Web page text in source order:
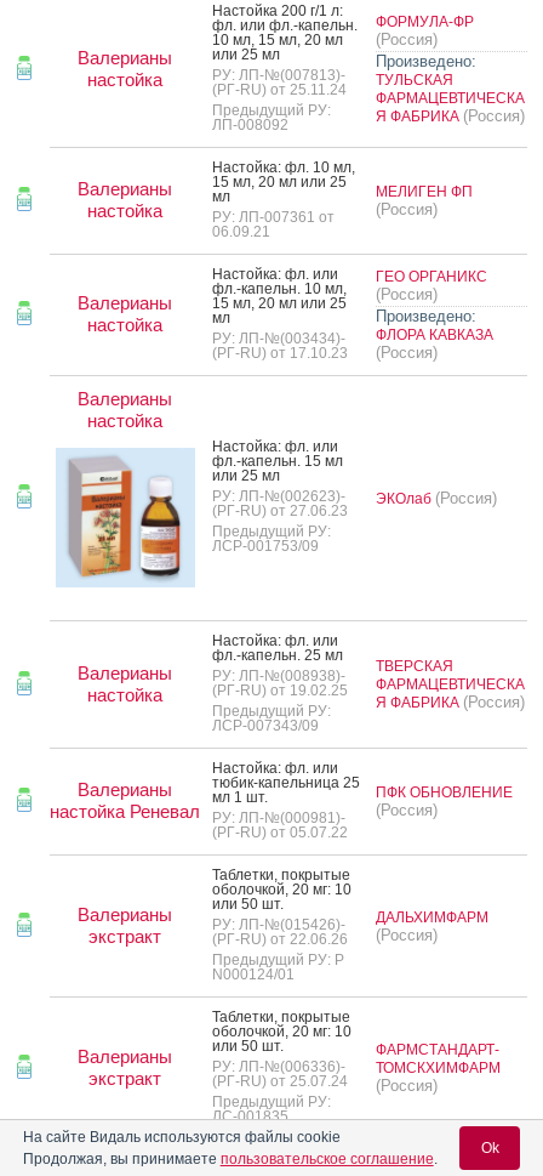
Валерианы
настойка
Нас­той­ка 200 г/1 л:
фл. или фл.-ка­пельн.
10 мл, 15 мл, 20 мл
или 25 мл
РУ: ЛП-№(007813)-
(РГ-RU) от 25.11.24
Предыдущий РУ:
ЛП-008092
ФОРМУЛА-ФР
(Россия)
Произведено:
ТУЛЬСКАЯ
ФАРМАЦЕВТИЧЕСКА
Я ФАБРИКА (Россия)
Валерианы
настойка
Нас­той­ка: фл. 10 мл,
15 мл, 20 мл или 25
мл
РУ: ЛП-007361 от
06.09.21
МЕЛИГЕН ФП
(Россия)
Валерианы
настойка
Нас­той­ка: фл. или
фл.-ка­пельн. 10 мл,
15 мл, 20 мл или 25
мл
РУ: ЛП-№(003434)-
(РГ-RU) от 17.10.23
ГЕО ОРГАНИКС
(Россия)
Произведено:
ФЛОРА КАВКАЗА
(Россия)
Валерианы
настойка
Нас­той­ка: фл. или
фл.-ка­пельн. 15 мл
или 25 мл
РУ: ЛП-№(002623)-
(РГ-RU) от 27.06.23
Предыдущий РУ:
ЛСР-001753/09
ЭКОлаб (Россия)
Валерианы
настойка
Нас­той­ка: фл. или
фл.-ка­пельн. 25 мл
РУ: ЛП-№(008938)-
(РГ-RU) от 19.02.25
Предыдущий РУ:
ЛСР-007343/09
ТВЕРСКАЯ
ФАРМАЦЕВТИЧЕСКА
Я ФАБРИКА (Россия)
Валерианы
настойка Реневал
Нас­той­ка: фл. или
тю­бик-ка­пель­ни­ца 25
мл 1 шт.
РУ: ЛП-№(000981)-
(РГ-RU) от 05.07.22
ПФК ОБНОВЛЕНИЕ
(Россия)
Валерианы
экстракт
Таб­летки, пок­ры­тые
обо­лоч­кой, 20 мг: 10
или 50 шт.
РУ: ЛП-№(015426)-
(РГ-RU) от 22.06.26
Предыдущий РУ: Р
N000124/01
ДАЛЬХИМФАРМ
(Россия)
Валерианы
экстракт
Таб­летки, пок­ры­тые
обо­лоч­кой, 20 мг: 10
или 50 шт.
РУ: ЛП-№(006336)-
(РГ-RU) от 25.07.24
Предыдущий РУ:
ЛС-001835
ФАРМСТАНДАРТ-
ТОМСКХИМФАРМ
(Россия)
Таб­летки, пок­ры­тые
На сайте Видаль используются файлы cookie
Продолжая, вы принимаете пользовательское соглашение.
Ok